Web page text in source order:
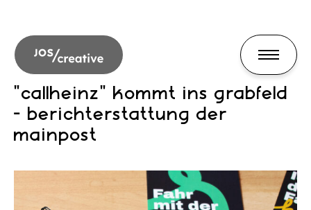
"callheinz" kommt ins grabfeld
- berichterstattung der
mainpost